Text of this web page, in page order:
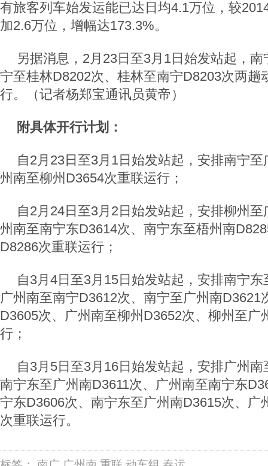
有旅客列车始发运能已达日均4.1万位，较
加2.6万位，增幅达173.3%。
另据消息，2月23日至3月1日始发站起，
宁至桂林D8202次、桂林至南宁D8203次两趟
行。（记者杨郑宝通讯员黄帝）
附具体开行计划：
自2月23日至3月1日始发站起，安排南宁
州南至柳州D3654次重联运行；
自2月24日至3月2日始发站起，安排柳州
州南至南宁东D3614次、南宁东至梧州南
D8286次重联运行；
自3月4日至3月15日始发站起，安排南宁
广州南至南宁D3612次、南宁至广州南D3621
D3605次、广州南至柳州D3652次、柳州至广
行；
自3月5日至3月16日始发站起，安排广州
南宁东至广州南D3611次、广州南至南宁东
宁东D3606次、南宁东至广州南D3615次、广
次重联运行。